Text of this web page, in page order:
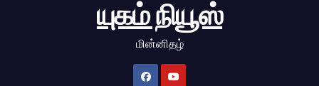
யுகம் நியூஸ்
மின்னிதழ்